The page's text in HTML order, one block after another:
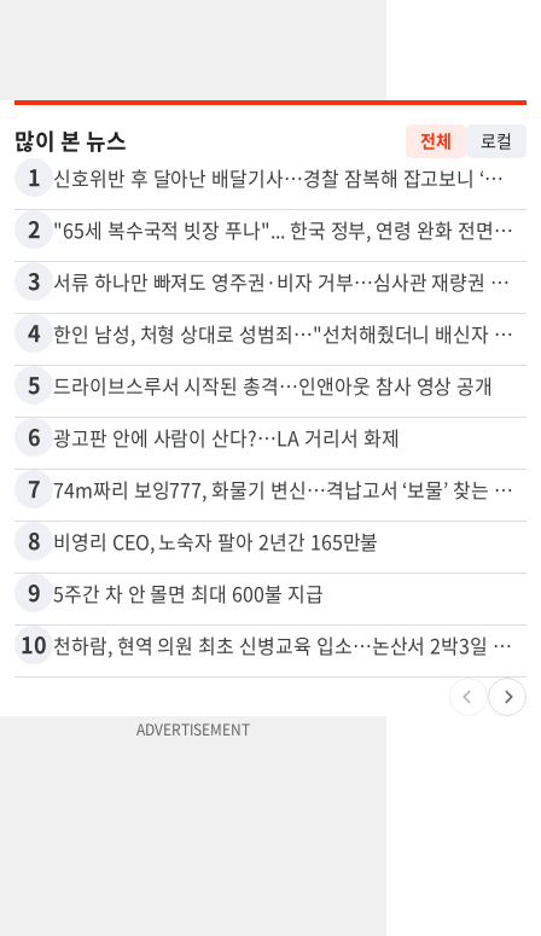
많이 본 뉴스
1 신호위반 후 달아난 배달기사…경찰 잠복해 잡고보니 ‘반전’
2 "65세 복수국적 빗장 푸나"... 한국 정부, 연령 완화 전면 추진
3 서류 하나만 빠져도 영주권·비자 거부…심사관 재량권 대폭 확대
4
5 드라이브스루서 시작된 총격…인앤아웃 참사 영상 공개
6 광고판 안에 사람이 산다?…LA 거리서 화제
7
8 비영리 CEO, 노숙자 팔아 2년간 165만불
9 5주간 차 안 몰면 최대 600불 지급
천하람, 현역 의원 최초 신병교육 입소…논산서 2박3일 생활